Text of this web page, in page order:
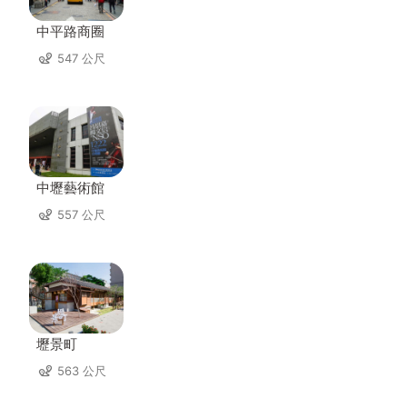
中平路商圈
547 公尺
中壢藝術館
557 公尺
壢景町
563 公尺